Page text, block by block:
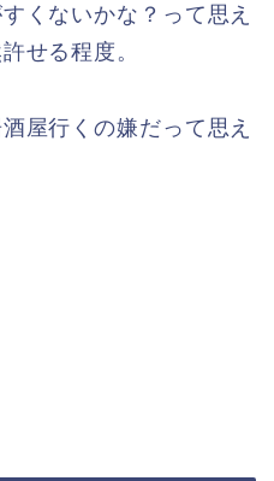
くないかな？って思え
せる程度。
屋行くの嫌だって思え